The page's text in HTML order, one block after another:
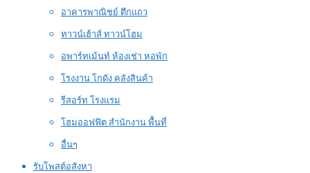
อาคารพาณิชย์ ตึกแถว
ทาวน์เฮ้าส์ ทาวน์โฮม
อพาร์ทเม้นท์ ห้องเช่า หอพัก
โรงงาน โกดัง คลังสินค้า
รีสอร์ท โรงแรม
โฮมออฟฟิต สำนักงาน พื้นที่
อื่นๆ
รับโพสต์อสังหา